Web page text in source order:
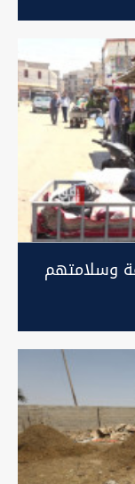
نسمة وسلامتهم